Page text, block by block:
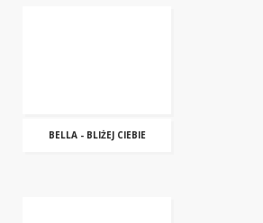
BELLA - BLIŻEJ CIEBIE